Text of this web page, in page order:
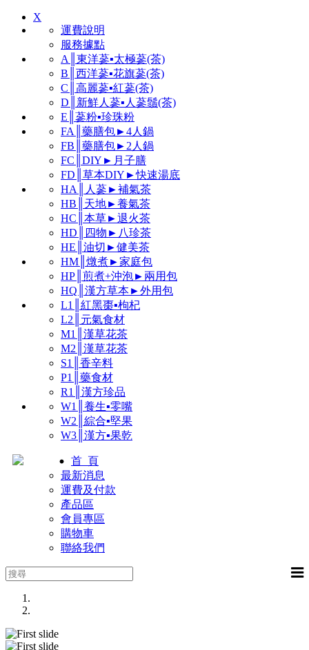
X
運費說明
服務據點
A║東洋蔘▪太極蔘(茶)
B║西洋蔘▪花旗蔘(茶)
C║高麗蔘▪紅蔘(茶)
D║新鮮人蔘▪人蔘鬚(茶)
E║蔘粉▪珍珠粉
FA║藥膳包►4人鍋
FB║藥膳包►2人鍋
FC║DIY►月子膳
FD║草本DIY►快速湯底
HA║人蔘►補氣茶
HB║天地►養氣茶
HC║本草►退火茶
HD║四物►八珍茶
HE║油切►健美茶
HM║燉煮►家庭包
HP║煎煮+沖泡►兩用包
HQ║漢方草本►外用包
L1║紅黑棗▪枸杞
L2║元氣食材
M1║漢草花茶
M2║漢草花茶
S1║香辛料
P1║藥食材
R1║漢方珍品
W1║養生▪零嘴
W2║綜合▪堅果
W3║漢方▪果乾
首 頁
最新消息
運費及付款
產品區
會員專區
購物車
聯絡我們